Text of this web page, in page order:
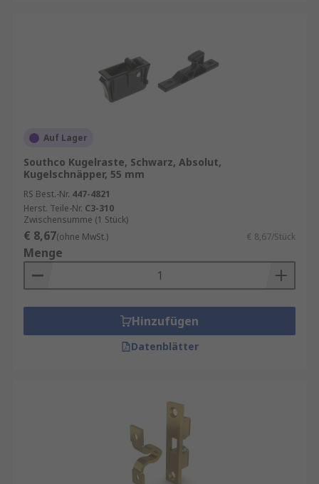
Auf Lager
Southco Kugelraste, Schwarz, Absolut,
Kugelschnäpper, 55 mm
RS Best.-Nr. 447-4821
Herst. Teile-Nr. C3-310
Zwischensumme (1 Stück)
€ 8,67(ohne MwSt.) € 8,67/Stück
Menge
Hinzufügen
Datenblätter